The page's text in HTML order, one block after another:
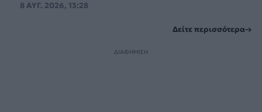
8 ΑΥΓ. 2026, 13:28
Δείτε περισσότερα
ΔΙΑΦΗΜΙΣΗ